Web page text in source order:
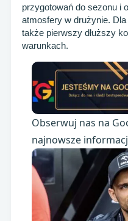
przygotowań do sezonu i
atmosfery w drużynie.
także pierwszy dłuższy
warunkach.
Obserwuj nas na
najnowsze